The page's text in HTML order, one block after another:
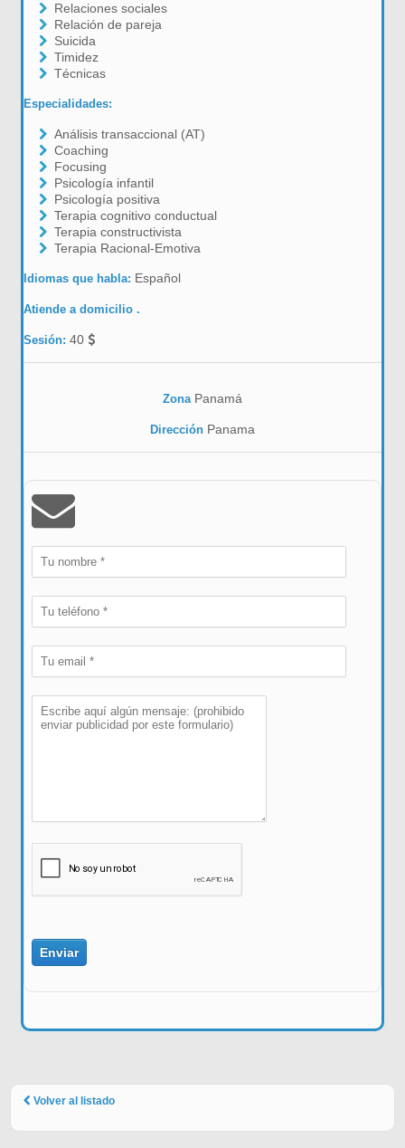
Relaciones sociales
Relación de pareja
Suicida
Timidez
Técnicas
Especialidades:
Análisis transaccional (AT)
Coaching
Focusing
Psicología infantil
Psicología positiva
Terapia cognitivo conductual
Terapia constructivista
Terapia Racional-Emotiva
Idiomas que habla: Español
Atiende a domicilio .
Sesión:40
Zona Panamá
Dirección Panama
Volver al listado